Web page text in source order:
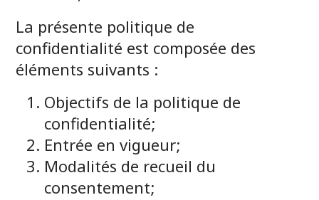
La présente politique de
confidentialité est composée des
éléments suivants :
Objectifs de la politique de
confidentialité;
Entrée en vigueur;
Modalités de recueil du
consentement;